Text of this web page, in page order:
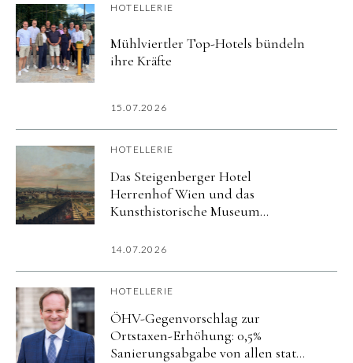
HOTELLERIE
Mühlviertler Top-Hotels bündeln
ihre Kräfte
15.07.2026
HOTELLERIE
Das Steigenberger Hotel
Herrenhof Wien und das
Kunsthistorische Museum
Package zur Ausstellung
14.07.2026
HOTELLERIE
ÖHV-Gegenvorschlag zur
Ortstaxen-Erhöhung: 0,5%
Sanierungsabgabe von allen statt